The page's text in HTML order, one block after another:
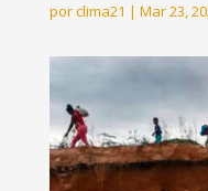
porclima21 | Mar 23,